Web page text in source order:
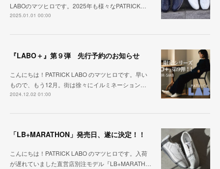
LABOのマツヒロです。2025年も様々なPATRICK…
2025.01.01 00:00
『LABO＋』第９弾 先行予約のお知らせ
こんにちは！PATRICK LABO のマツヒロです。早い
もので、もう12月。街は徐々にイルミネーション…
2024.12.02 01:00
「LB+MARATHON」発売日、遂に決定！！
こんにちは！PATRICK LABO のマツヒロです。入荷
が遅れていました直営店別注モデル『LB+MARATH…